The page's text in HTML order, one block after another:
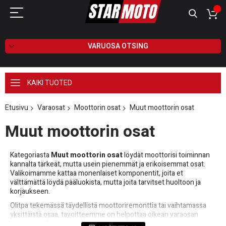
VARUOSA OTSING
KAIKI TUOTED
Etusivu Varaosat Moottorin osat Muut moottorin osat
Muut moottorin osat
KategoriastaMuut moottorin osatlöydät moottorisi toiminnan
kannalta tärkeät, mutta usein pienemmät ja erikoisemmat osat.
Valikoimamme kattaa monenlaiset komponentit, joita et
välttämättä löydä pääluokista, mutta joita tarvitset huoltoon ja
korjaukseen.
Olitpa tekemässä täydellistä moottoriremonttia tai vaihtamassa
yksittäistä osaa, tavoitteemme on helpottaa oikean varaosan
löytämistä. Tuotekuvauksista löydät selkeät tiedot